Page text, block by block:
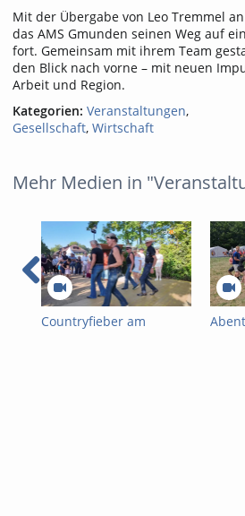
Mit der Übergabe von Leo Tremmel
das AMS Gmunden seinen Weg auf
fort. Gemeinsam mit ihrem Team
den Blick nach vorne – mit neuen
Arbeit und Region.
Kategorien: Veranstaltungen,
Gesellschaft, Wirtschaft
Mehr Medien in
Countryfieber am